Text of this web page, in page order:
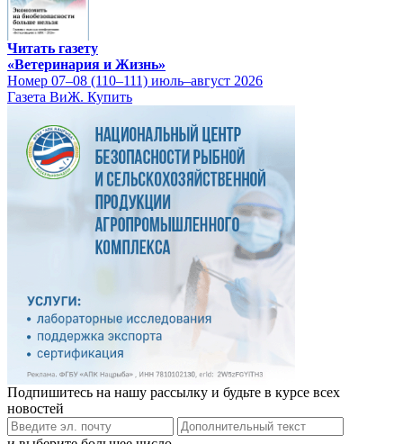
Читать газету
«Ветеринария и Жизнь»
Номер 07–08 (110–111) июль–август 2026
Газета ВиЖ. Купить
Подпишитесь на нашу рассылку и будьте в курсе всех
новостей